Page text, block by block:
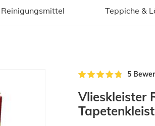
Reinigungsmittel Teppiche &
Vlieskleister
5